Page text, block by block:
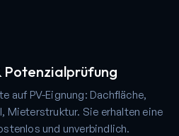
Potenzialprüfung
auf PV-Eignung: Dachfläche,
Mieterstruktur. Sie erhalten eine
und unverbindlich.